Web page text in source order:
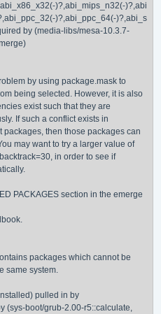
)?,abi_mips_n32(-)?,abi
)?,abi_ppc_64(-)?,abi_s
by (media-libs/mesa-10.3.7-
by using package.mask to
being selected. However, it is also
exist such that they are
If such a conflict exists in
then those packages can
may want to try a larger value of
in order to see if
PACKAGES section in the emerge
packages which cannot be
same system.
pulled in by
(sys-boot/grub-2.00-r5::calculate,